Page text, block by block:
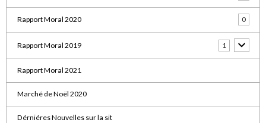
Rapport Moral 2020 0
Rapport Moral 2019 1
Rapport Moral 2021
Marché de Noël 2020
Dérniéres Nouvelles sur la sit